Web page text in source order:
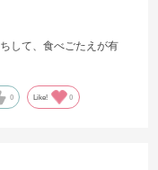
して、食べごたえが有
0 Like! 0